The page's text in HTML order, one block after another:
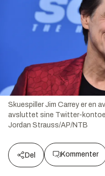
Skuespiller Jim Carrey er en
avsluttet sine Twitter-
Jordan Strauss/AP/NTB
Del Kommenter